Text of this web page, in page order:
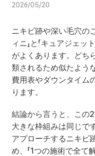
2026/05/20
ニキビ跡や深い毛穴の
ィニ」と「キュアジェッ
がよくあります。どち
類されるため似たよう
費用表やダウンタイム
ります。
結論から言うと、この2
大きな枠組みは同じで
アプローチするニキビ
め、「1つの施術で全て